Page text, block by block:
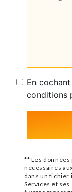
En
conditions
** Les
nécessaires
dans un fichier
Services et